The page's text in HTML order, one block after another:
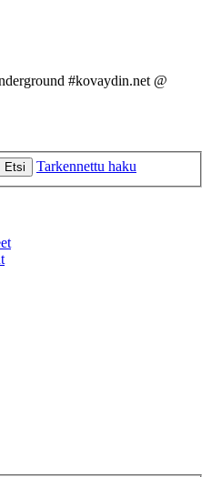
#kovaydin.net @
Etsi Tarkennettu haku